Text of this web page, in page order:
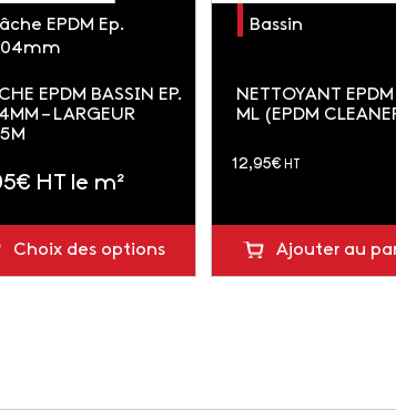
EPDM Ep.
EPDM BASSIN EP.
– LARGEUR
€ HT le m²
Choix des options
Bassin
NETTOYANT
ML (EPDM
12,95€ HT
Ajouter au